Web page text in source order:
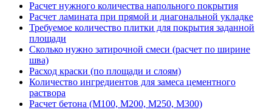
Расчет нужного количества напольного покрытия
Расчет ламината при прямой и диагональной укладке
Требуемое количество плитки для покрытия заданной
площади
Сколько нужно затирочной смеси (расчет по ширине
шва)
Расход краски (по площади и слоям)
Количество ингредиентов для замеса цементного
раствора
Расчет бетона (М100, М200, М250, М300)